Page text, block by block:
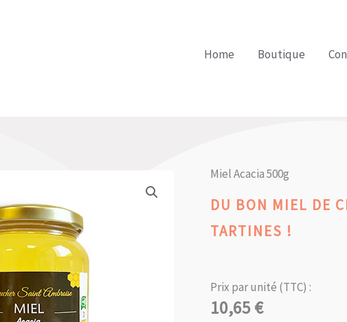
Home Boutique
Miel Acacia 500g
DU BON MIEL DE
TARTINES !
Prix par unité (TTC) :
10,65€